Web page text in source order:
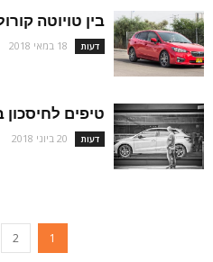
בין טויוטה
דעות 18 במאי 2018
טיפים
דעות 20 ביוני 2018
1
2